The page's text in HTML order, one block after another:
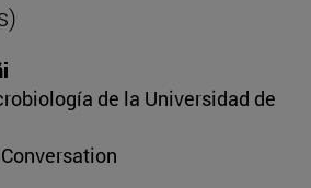
de la Universidad de